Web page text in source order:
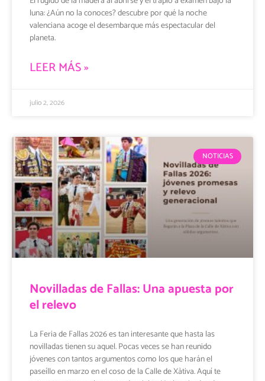
luna: ¿Aún no la conoces? descubre por qué la noche
valenciana acoge el desembarque más espectacular del
planeta.
LEER MÁS »
julio 2, 2026
NOTICIAS
Novilladas de Fallas: Una apuesta por
el relevo
La Feria de Fallas 2026 es tan interesante que hasta las
novilladas tienen su aquel. Pocas veces se han reunido
jóvenes con tantos argumentos como los que harán el
paseíllo en marzo en el coso de la Calle de Xàtiva. Aquí te